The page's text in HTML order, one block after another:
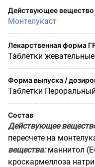
Действующее
Монтелукаст
Лекарственная форма
Таблетки жевательные
Форма выпуска /
Таблетки Пероральный
Состав
Действующее
пересчете на
вещества:маннитол
кроскармеллоза